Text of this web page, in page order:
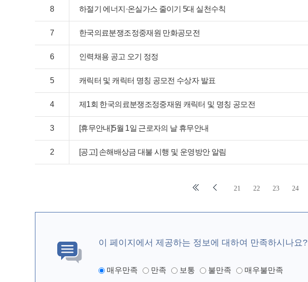
8 하절기 에너지·온실가스 줄이기 5대 실천수칙
7 한국의료분쟁조정중재원 만화공모전
6 인력채용 공고 오기 정정
5 캐릭터 및 캐릭터 명칭 공모전 수상자 발표
4 제1회 한국의료분쟁조정중재원 캐릭터 및 명칭 공모전
3 [휴무안내]5월 1일 근로자의 날 휴무안내
2 [공고] 손해배상금 대불 시행 및 운영방안 알림
21 22 23 24
이 페이지에서 제공하는 정보에 대하여 만족하시나요?
매우만족 만족 보통 불만족 매우불만족